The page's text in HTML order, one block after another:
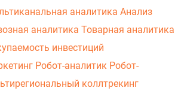
аналитика Анализ
аналитика Товарная аналитика
инвестиций
Робот-аналитик Робот-
коллтрекинг